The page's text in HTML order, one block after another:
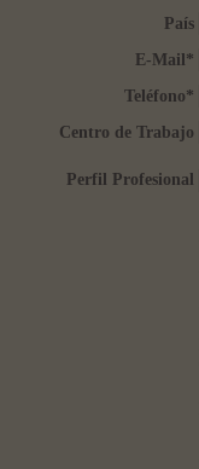
País
E-Mail *
Teléfono*
Centro de Trabajo
Perfil Profesional